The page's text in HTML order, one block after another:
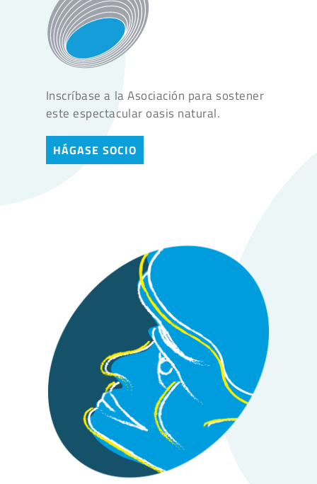
Inscríbase a la Asociación para sostener
este espectacular oasis natural.
HÁGASE SOCIO